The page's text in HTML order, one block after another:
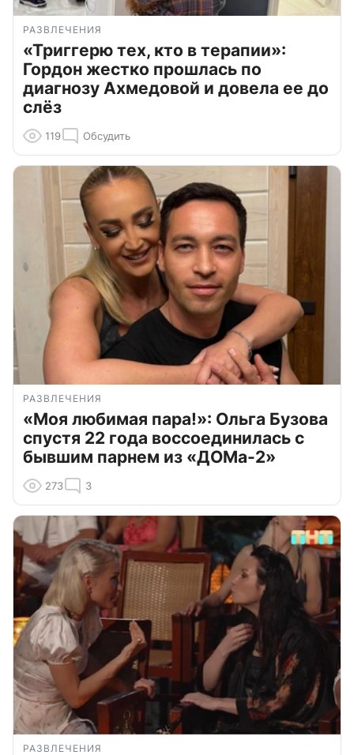
РАЗВЛЕЧЕНИЯ
«Триггерю тех, кто в терапии»:
Гордон жестко прошлась по
диагнозу Ахмедовой и довела ее до
слёз
119 Обсудить
РАЗВЛЕЧЕНИЯ
«Моя любимая пара!»: Ольга Бузова
спустя 22 года воссоединилась с
бывшим парнем из «ДОМа-2»
273 3
РАЗВЛЕЧЕНИЯ